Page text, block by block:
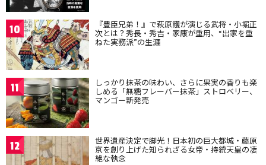
10 『豊臣兄弟！』で萩原護が演じる武将・小堀正
次とは？秀長・秀吉・家康が重用、“出家を重
ねた実務派”の生涯
11 しっかり抹茶の味わい、さらに果実の香りも楽
しめる「無糖フレーバー抹茶」ストロベリー、
マンゴー新発売
12 世界遺産決定で脚光！日本初の巨大都城・藤原
京を創り上げた知られざる女帝・持統天皇の凄
絶な執念